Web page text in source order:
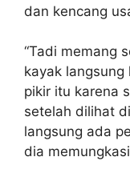
dan kencang
“Tadi memang
kayak
pikir itu karena
setelah dilihat
langsung ada
dia